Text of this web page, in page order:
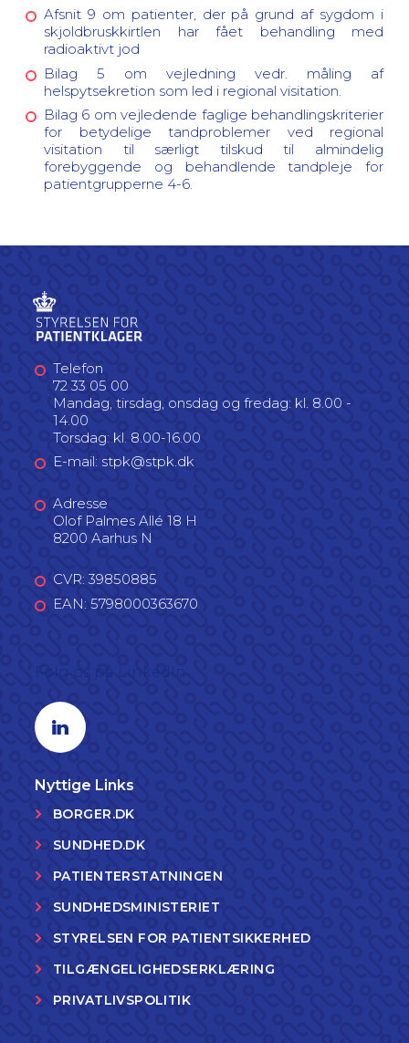
Afsnit 9 om patienter, der på grund af sygdom i
skjoldbruskkirtlen har fået behandling med
radioaktivt jod
Bilag 5 om vejledning vedr. måling af
helspytsekretion som led i regional visitation.
Bilag 6 om vejledende faglige behandlingskriterier
for betydelige tandproblemer ved regional
visitation til særligt tilskud til almindelig
forebyggende og behandlende tandpleje for
patientgrupperne 4-6.
Telefon
72 33 05 00
Mandag, tirsdag, onsdag og fredag: kl. 8.00 -
14.00
Torsdag: kl. 8.00-16.00
E-mail: stpk@stpk.dk
Adresse
Olof Palmes Allé 18 H
8200 Aarhus N
CVR: 39850885
EAN: 5798000363670
Linkedin profil
Nyttige Links
BORGER.DK
SUNDHED.DK
PATIENTERSTATNINGEN
SUNDHEDSMINISTERIET
STYRELSEN FOR PATIENTSIKKERHED
TILGÆNGELIGHEDSERKLÆRING
PRIVATLIVSPOLITIK